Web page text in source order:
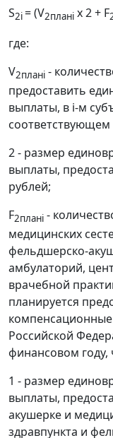
S2i= (V2планi x 2 + F
где:
V2планi -
предоставить
выплаты, в i-м
соответствующем
2 - размер
выплаты,
рублей;
F2планi -
медицинских
фельдшерско-
амбулаторий,
врачебной
планируется
Российской
финансовом году,
1 - размер
выплаты,
акушерке и
здравпункта и